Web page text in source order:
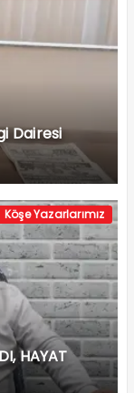
Dairesi
Köşe Yazarlarımız
HAYAT